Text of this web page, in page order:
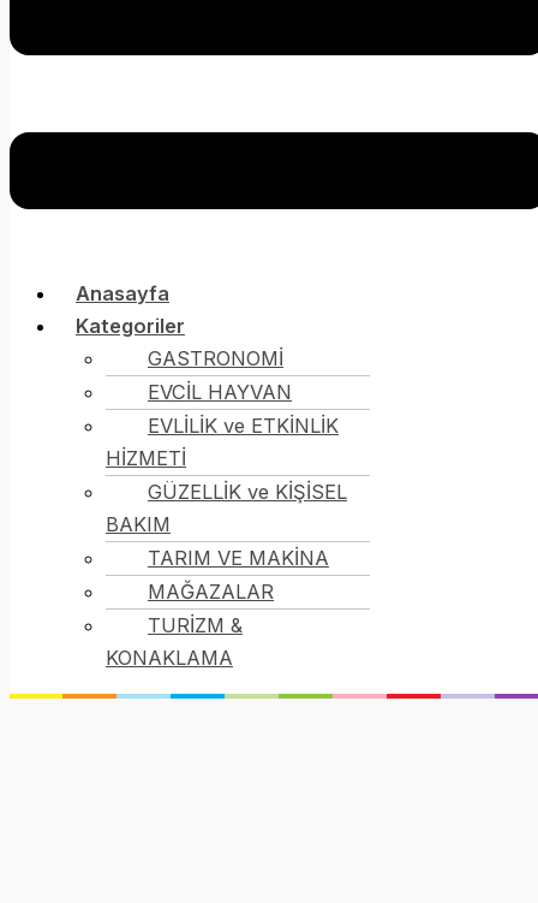
Anasayfa
Kategoriler
GASTRONOMİ
EVCİL HAYVAN
EVLİLİK ve ETKİNLİK
HİZMETİ
GÜZELLİK ve KİŞİSEL
BAKIM
TARIM VE MAKİNA
MAĞAZALAR
TURİZM &
KONAKLAMA